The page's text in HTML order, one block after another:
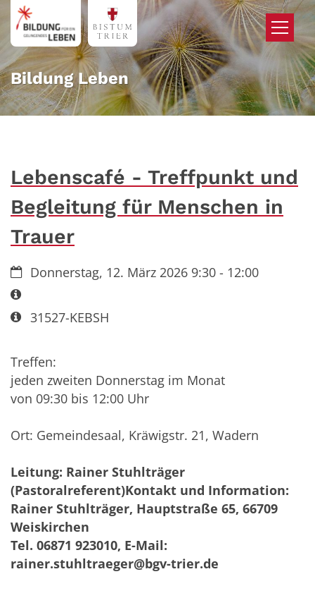
Zum Inhalt springen
Bildung Leben
Lebenscafé - Treffpunkt und
Begleitung für Menschen in
Trauer
Datum:Donnerstag, 12. März 2026 9:30 - 12:00
Art bzw. Nummer:
Art bzw. Nummer:
31527-KEBSH
Treffen:
jeden zweiten Donnerstag im Monat
von 09:30 bis 12:00 Uhr
Ort: Gemeindesaal, Kräwigstr. 21, Wadern
Leitung: Rainer Stuhlträger
(Pastoralreferent)Kontakt und Information:
Rainer Stuhlträger, Hauptstraße 65, 66709
Weiskirchen
Tel. 06871 923010, E-Mail:
rainer.stuhltraeger@bgv-trier.de